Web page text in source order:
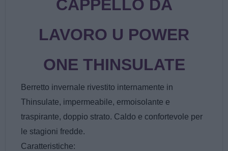
CAPPELLO DA
LAVORO U POWER
ONE THINSULATE
Berretto invernale rivestito internamente in
Thinsulate, impermeabile, ermoisolante e
traspirante, doppio strato. Caldo e confortevole per
le stagioni fredde.
Caratteristiche: